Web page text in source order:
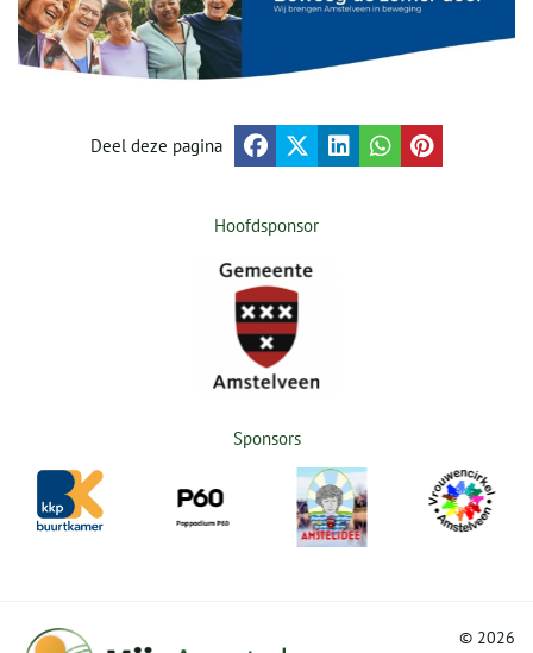
Deel deze pagina
Hoofdsponsor
Sponsors
© 2026